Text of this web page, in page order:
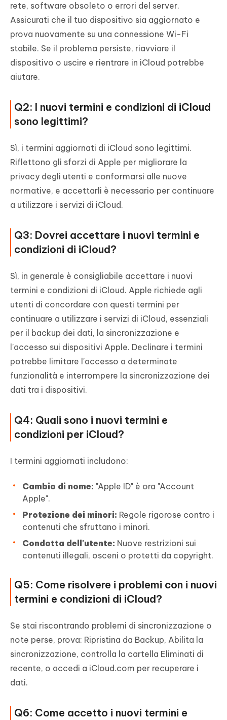
rete, software obsoleto o errori del server.
Assicurati che il tuo dispositivo sia aggiornato e
prova nuovamente su una connessione Wi-Fi
stabile. Se il problema persiste, riavviare il
dispositivo o uscire e rientrare in iCloud potrebbe
aiutare.
Q2: I nuovi termini e condizioni di iCloud
sono legittimi?
Sì, i termini aggiornati di iCloud sono legittimi.
Riflettono gli sforzi di Apple per migliorare la
privacy degli utenti e conformarsi alle nuove
normative, e accettarli è necessario per continuare
a utilizzare i servizi di iCloud.
Q3: Dovrei accettare i nuovi termini e
condizioni di iCloud?
Sì, in generale è consigliabile accettare i nuovi
termini e condizioni di iCloud. Apple richiede agli
utenti di concordare con questi termini per
continuare a utilizzare i servizi di iCloud, essenziali
per il backup dei dati, la sincronizzazione e
l'accesso sui dispositivi Apple. Declinare i termini
potrebbe limitare l'accesso a determinate
funzionalità e interrompere la sincronizzazione dei
dati tra i dispositivi.
Q4: Quali sono i nuovi termini e
condizioni per iCloud?
I termini aggiornati includono:
Cambio di nome: "Apple ID" è ora "Account
Apple".
Protezione dei minori: Regole rigorose contro i
contenuti che sfruttano i minori.
Condotta dell'utente: Nuove restrizioni sui
contenuti illegali, osceni o protetti da copyright.
Q5: Come risolvere i problemi con i nuovi
termini e condizioni di iCloud?
Se stai riscontrando problemi di sincronizzazione o
note perse, prova: Ripristina da Backup, Abilita la
sincronizzazione, controlla la cartella Eliminati di
recente, o accedi a iCloud.com per recuperare i
dati.
Q6: Come accetto i nuovi termini e